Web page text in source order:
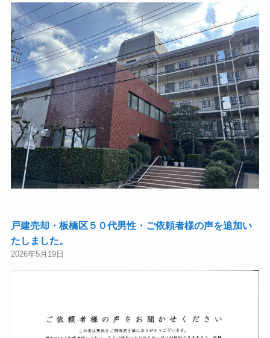
戸建売却・板橋区５０代男性・ご依頼者様の声を追加い
たしました。
2026年5月19日